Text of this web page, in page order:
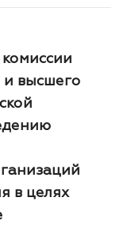
и высшего
в целях